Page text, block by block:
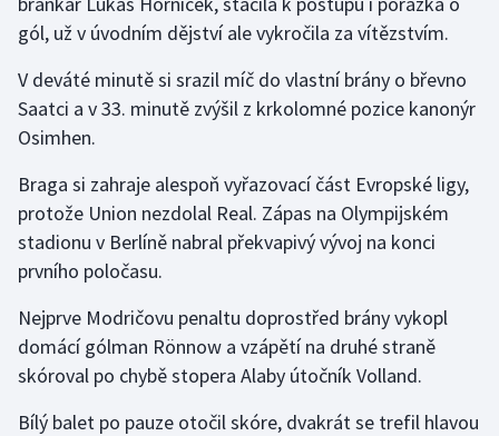
Olympijské hry
Parasport
Plavání
Plážový volejbal
Ragby
Rychlostní kanoistika
gól, už v úvodním dějství ale vykročila za vítězstvím.
V deváté minutě si srazil míč do vlastní brány o břevno
Saatci a v 33. minutě zvýšil z krkolomné pozice kanonýr
Osimhen.
Braga si zahraje alespoň vyřazovací část Evropské ligy,
protože Union nezdolal Real. Zápas na Olympijském
stadionu v Berlíně nabral překvapivý vývoj na konci
prvního poločasu.
Nejprve Modričovu penaltu doprostřed brány vykopl
domácí gólman Rönnow a vzápětí na druhé straně
skóroval po chybě stopera Alaby útočník Volland.
Bílý balet po pauze otočil skóre, dvakrát se trefil hlavou